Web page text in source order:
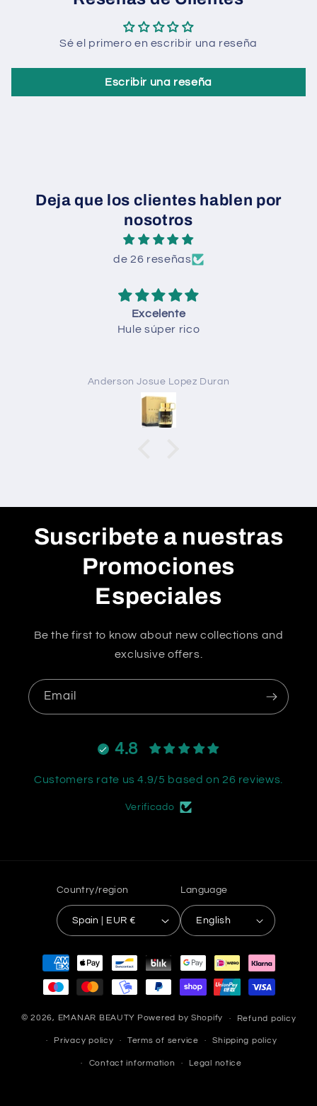
Sé el primero en escribir una reseña
Escribir una reseña
Deja que los clientes hablen por
nosotros
de 26 reseñas
Todo
Todo perfecto
Anónimo
Suscribete a nuestras
Promociones
Especiales
Be the first to know about new collections and
exclusive offers.
Email
4.8
Customers rate us 4.9/5 based on 26 reviews.
Verificado
Country/region
Spain | EUR €
Language
English
Payment
methods
© 2026, EMANAR BEAUTY Powered by Shopify Refund policy
Privacy policy Terms of service Shipping policy
Contact information Legal notice